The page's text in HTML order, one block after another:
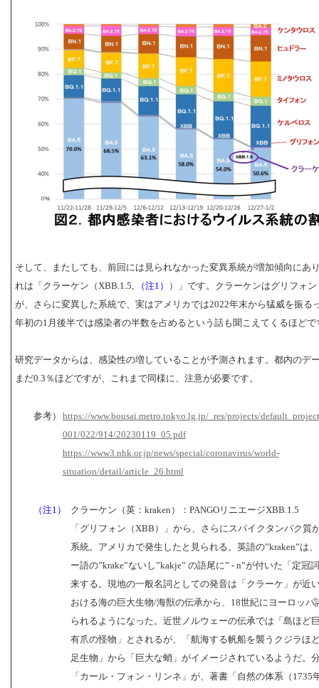
そして、またしても、前回には見られなかった変異系統が増加傾向にあ
れは「クラーケン（XBB.1.5,
（注1）
）」です。クラーケンはグリフォ
が、さらに変異した系統で、実はアメリカでは2022年末から猛威を振る
年初の1月後半では感染者の半数を占めるという話も聞こえてくるほどで
研究データからは、感染性の増していることが予測されます。都内のデ
まだ0.3％ほどですが、これまで同様に、注意が必要です。
参考）
https://www.bousai.metro.tokyo.lg.jp/_res/projects/
001/022/914/20230119_05.pdf
https://www3.nhk.or.jp/news/special/coronavirus/world-
situation/detail/article_26.html
（注1）
クラーケン（英：kraken）：PANGOリニエージXBB.1.5
「グリフォン（XBB）」から、さらにスパイクタンパク質
系統。アメリカで発生したと見られる。英語の”kraken”は
ー語の”krake”ないし”kakje” の語尾に” - n”が付いた「定冠
来する。現地の一般名詞としての発音は「クラーケ」が近
おける海の巨大生物/海獣の伝承から、18世紀にヨーロッパ
られるようになった。近世ノルウェーの伝承では「島ほど
有爪の怪物」とされるが、「航海する帆船を襲うクジラほ
足生物」から「巨大な蛸」がイメージされているようだ。
「カール・フォン・リンネ」が、著書「自然の体系（1735